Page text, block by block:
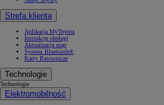
Strefa klienta
Aplikacja MyToyota
Instrukcje obsługi
Aktualizacja map
System Bluetooth®
Karty Ratownicze
Technologie
Technologie
Elektromobilność